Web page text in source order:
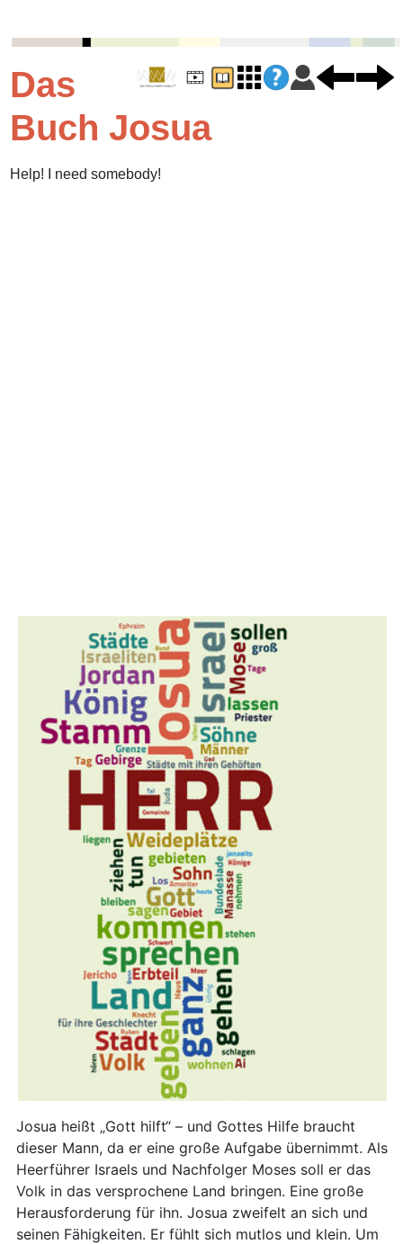
Das
Buch Josua
Help! I need somebody!
Josua heißt „Gott hilft“ – und Gottes Hilfe braucht
dieser Mann, da er eine große Aufgabe übernimmt. Als
Heerführer Israels und Nachfolger Moses soll er das
Volk in das versprochene Land bringen. Eine große
Herausforderung für ihn. Josua zweifelt an sich und
seinen Fähigkeiten. Er fühlt sich mutlos und klein. Um